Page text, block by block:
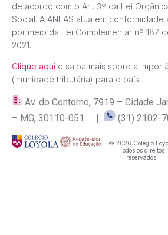
de acordo com o Art. 3º da Lei
Social. A ANEAS atua em
por meio da Lei Complementar nº 187
2021.
Clique aqui e saiba mais sobre a
(imunidade tributária) para o país.
Av. do Contorno, 7919 – Cidade
– MG, 30110-051 |
(31) 2102-
© 2026 Colégio
Todos os direitos
reservados.